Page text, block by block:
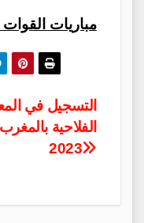
2023 مباريات
التسجيل في
الفلاحية بالمغرب
2023